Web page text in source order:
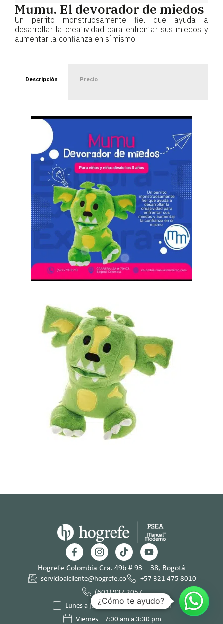
Mumu. El devorador de miedos
Un perrito monstruosamente fiel que ayuda a
desarrollar la creatividad para enfrentar sus miedos y
aumentar la confianza en sí mismo.
Descripción Precio
Hogrefe Colombia Cra. 49b # 93 – 38, Bogotá
servicioalcliente@hogrefe.co
+57 321 475 8010
(601) 937 2057
Lunes a jueves – 7:00 am a 4:30 pm
Viernes – 7:00 am a 3:30 pm
¿Cómo te ayudo?